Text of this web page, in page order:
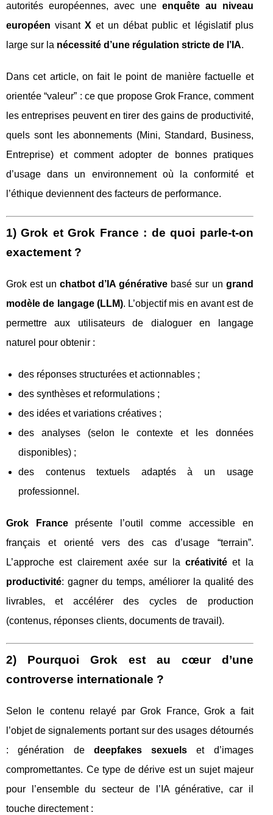
autorités européennes, avec une enquête au niveau
européen visantX et un débat public et législatif plus
large sur la nécessité d’une régulation stricte de l’IA.
Dans cet article, on fait le point de manière factuelle et
orientée “valeur” : ce que propose Grok France, comment
les entreprises peuvent en tirer des gains de productivité,
quels sont les abonnements (Mini, Standard, Business,
Entreprise) et comment adopter de bonnes pratiques
d’usage dans un environnement où la conformité et
l’éthique deviennent des facteurs de performance.
1) Grok et Grok France : de quoi parle-t-on
exactement ?
Grok est unchatbot d’IA générative basé sur un grand
modèle de langage (LLM). L’objectif mis en avant est de
permettre aux utilisateurs de dialoguer en langage
naturel pour obtenir :
des réponses structurées et actionnables ;
des synthèses et reformulations ;
des idées et variations créatives ;
des analyses (selon le contexte et les données
disponibles) ;
des contenus textuels adaptés à un usage
professionnel.
Grok Franceprésente l’outil comme accessible en
français et orienté vers des cas d’usage “terrain”.
L’approche est clairement axée sur la créativitéet la
productivité: gagner du temps, améliorer la qualité des
livrables, et accélérer des cycles de production
(contenus, réponses clients, documents de travail).
2) Pourquoi Grok est au cœur d’une
controverse internationale ?
Selon le contenu relayé par Grok France, Grok a fait
l’objet de signalements portant sur des usages détournés
: génération de deepfakes sexuels et d’images
compromettantes. Ce type de dérive est un sujet majeur
pour l’ensemble du secteur de l’IA générative, car il
touche directement :